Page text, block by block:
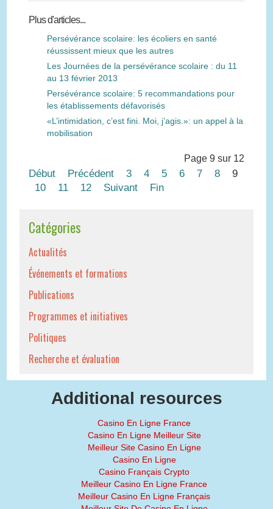
Plus d'articles...
Persévérance scolaire: les écoliers en santé
réussissent mieux que les autres
Les Journées de la persévérance scolaire : du 11
au 13 février 2013
Persévérance scolaire: 5 recommandations pour
les établissements défavorisés
«L’intimidation, c’est fini. Moi, j’agis.»: un appel à la
mobilisation
Page 9 sur 12
Début Précédent 3 4 5 6 7 8
9
10
11 12 Suivant Fin
Catégories
Actualités
Événements et formations
Publications
Programmes et initiatives
Politiques
Recherche et évaluation
Additional resources
Casino En Ligne France
Casino En Ligne Meilleur Site
Meilleur Site Casino En Ligne
Casino En Ligne
Casino Français Crypto
Meilleur Casino En Ligne France
Meilleur Casino En Ligne Français